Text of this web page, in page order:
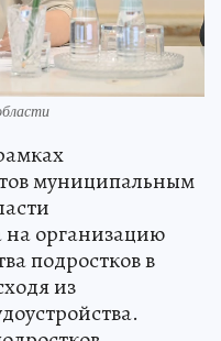
муниципальным
на организацию
подростков в
из